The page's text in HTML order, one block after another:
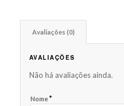
Avaliações (0)
AVALIAÇÕES
Não há avaliações ainda.
Nome*